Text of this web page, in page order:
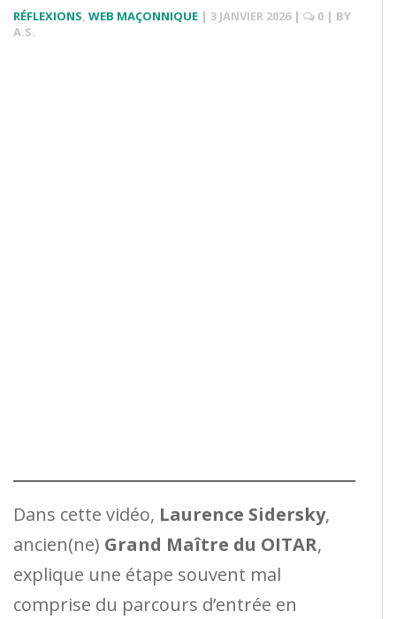
RÉFLEXIONS, WEB MAÇONNIQUE | 3 JANVIER 2026 | 0 | BY
A.S.
Dans cette vidéo, Laurence Sidersky,
ancien(ne) Grand Maître du OITAR,
explique une étape souvent mal
comprise du parcours d’entrée en